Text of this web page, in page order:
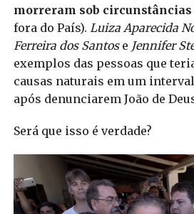
morreram sob
fora do País). Luiza Aparecida
Ferreira dos Santose Jennifer
exemplos das pessoas que
causas naturais em um
após denunciarem João de
Será que isso é verdade?